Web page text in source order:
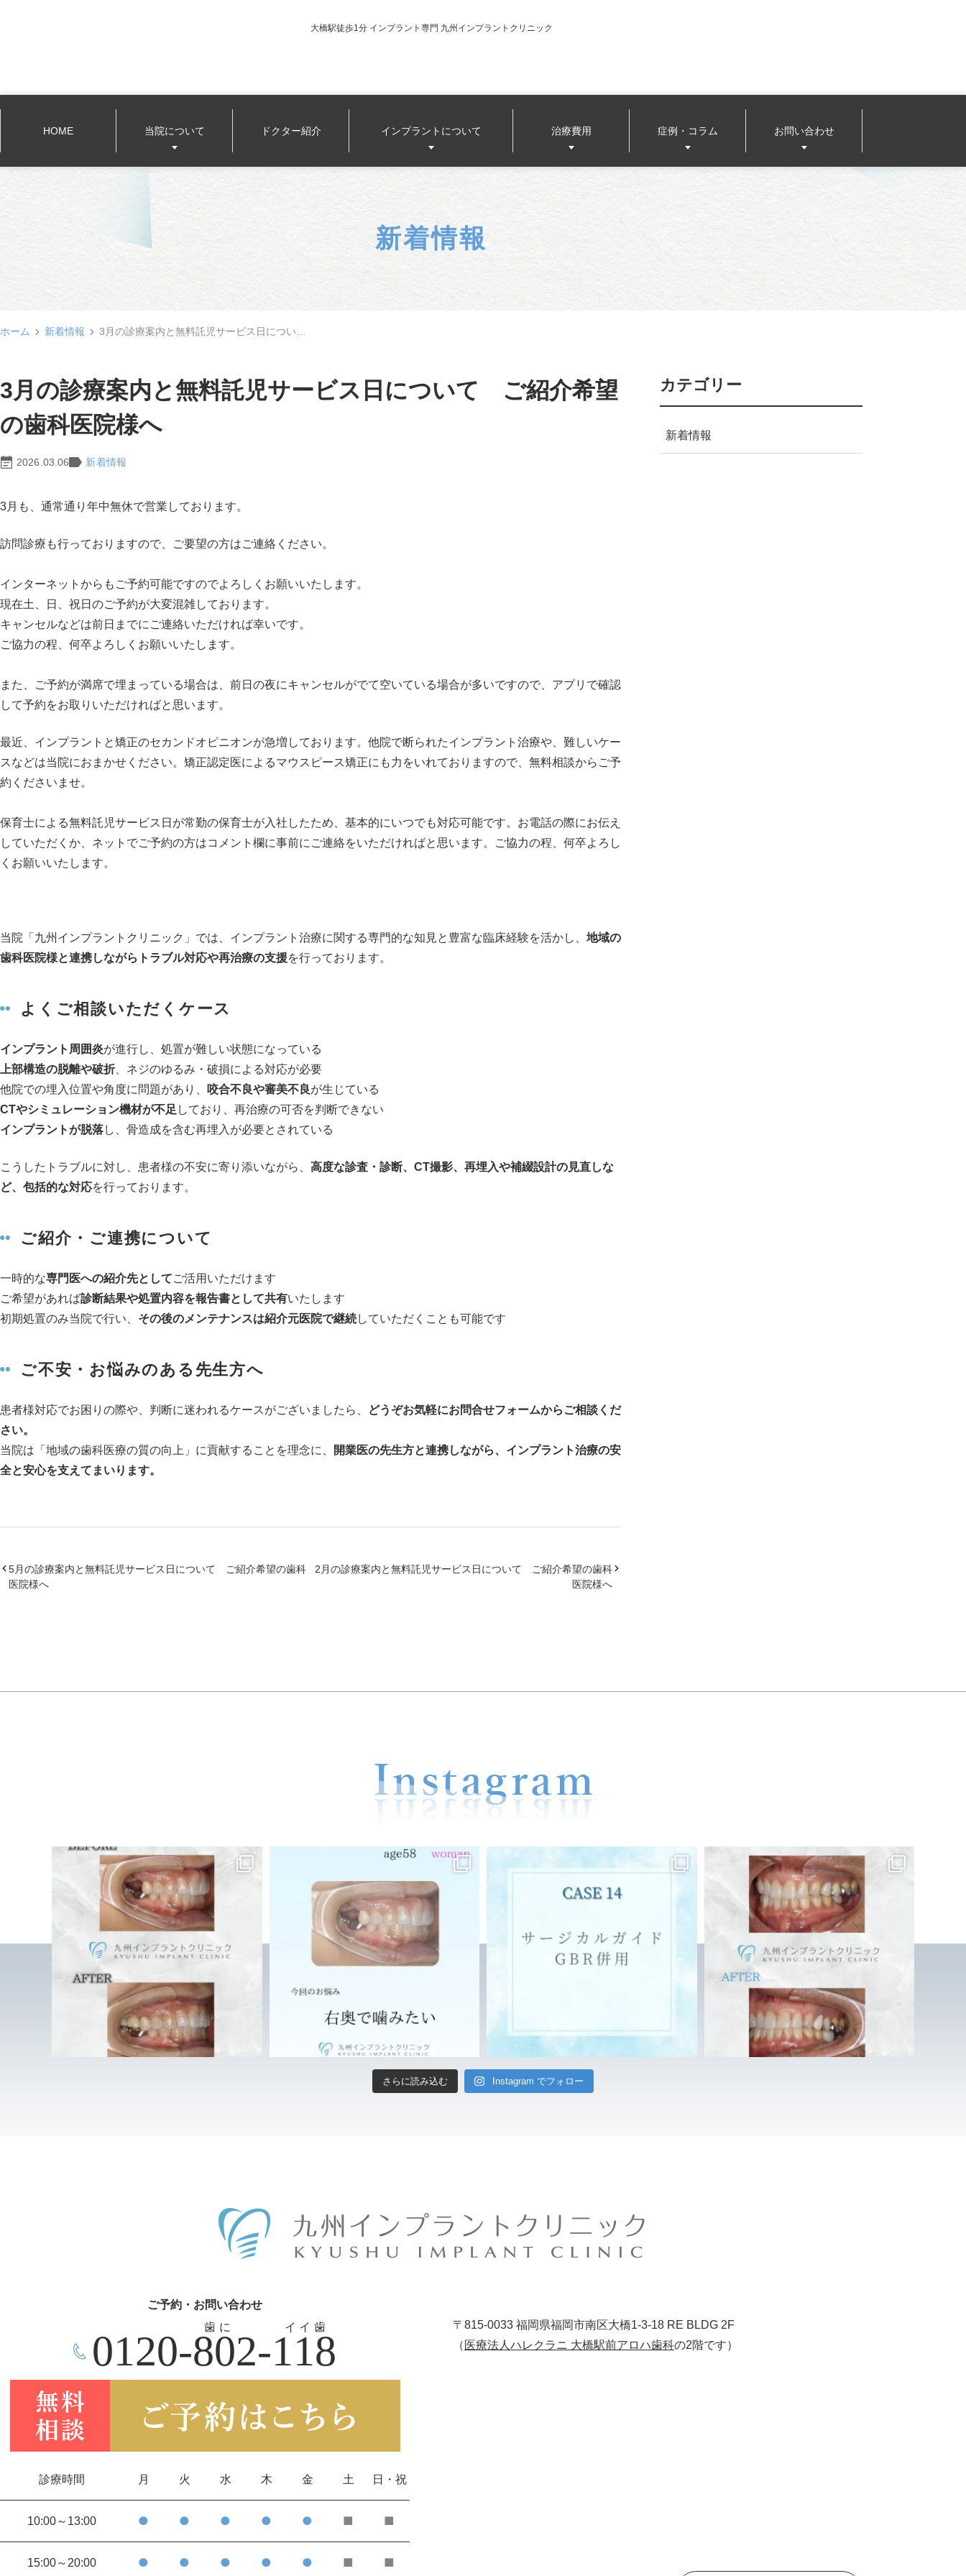
大橋駅徒歩1分 インプラント専門 九州インプラントクリニック
HOME 当院について ドクター紹介 インプラントについて 治療費用 症例・コラム お問い合わせ
新着情報
ホーム 新着情報 3月の診療案内と無料託児サービス日につい…
3月の診療案内と無料託児サービス日について ご紹介希望
の歯科医院様へ
2026.03.06 新着情報
3月も、通常通り年中無休で営業しております。
訪問診療も行っておりますので、ご要望の方はご連絡ください。
インターネットからもご予約可能ですのでよろしくお願いいたします。
現在土、日、祝日のご予約が大変混雑しております。
キャンセルなどは前日までにご連絡いただければ幸いです。
ご協力の程、何卒よろしくお願いいたします。
また、ご予約が満席で埋まっている場合は、前日の夜にキャンセルがでて空いている場合が多いですので、アプリで確認
して予約をお取りいただければと思います。
最近、インプラントと矯正のセカンドオピニオンが急増しております。他院で断られたインプラント治療や、難しいケー
スなどは当院におまかせください。矯正認定医によるマウスピース矯正にも力をいれておりますので、無料相談からご予
約くださいませ。
保育士による無料託児サービス日が常勤の保育士が入社したため、基本的にいつでも対応可能です。お電話の際にお伝え
していただくか、ネットでご予約の方はコメント欄に事前にご連絡をいただければと思います。ご協力の程、何卒よろし
くお願いいたします。
当院「九州インプラントクリニック」では、インプラント治療に関する専門的な知見と豊富な臨床経験を活かし、 地域の
歯科医院様と連携しながらトラブル対応や再治療の支援を行っております。
よくご相談いただくケース
インプラント周囲炎が進行し、処置が難しい状態になっている
上部構造の脱離や破折 、ネジのゆるみ・破損による対応が必要
他院での埋入位置や角度に問題があり、
咬合不良や審美不良が生じている
CTやシミュレーション機材が不足 しており、再治療の可否を判断できない
インプラントが脱落し、骨造成を含む再埋入が必要とされている
こうしたトラブルに対し、患者様の不安に寄り添いながら、 高度な診査・診断、CT撮影、再埋入や補綴設計の見直しな
ど、包括的な対応を行っております。
ご紹介・ご連携について
一時的な専門医への紹介先としてご活用いただけます
ご希望があれば診断結果や処置内容を報告書として共有いたします
初期処置のみ当院で行い、 その後のメンテナンスは紹介元医院で継続していただくことも可能です
ご不安・お悩みのある先生方へ
患者様対応でお困りの際や、判断に迷われるケースがございましたら、
どうぞお気軽にお問合せフォームからご相談くだ
さい。
当院は「地域の歯科医療の質の向上」に貢献することを理念に、
開業医の先生方と連携しながら、インプラント治療の安
全と安心を支えてまいります。
5月の診療案内と無料託児サービス日について ご紹介希望の歯科
医院様へ
2月の診療案内と無料託児サービス日について ご紹介希望の歯科
医院様へ
カテゴリー
新着情報
さらに読み込む Instagram でフォロー
ご予約・お問い合わせ
歯に
イイ歯
0120-802-118
診療時間 月 火 水 木 金 土 日・祝
10:00～13:00 ● ● ● ● ● ■ ■
15:00～20:00 ● ● ● ● ● ■ ■
〒815-0033 福岡県福岡市南区大橋1-3-18 RE BLDG 2F
（ 医療法人ハレクラニ 大橋駅前アロハ歯科の2階です）